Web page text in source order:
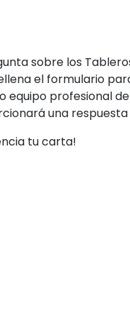
sobre los
el formulario
equipo profesional
una respuesta
tu carta!